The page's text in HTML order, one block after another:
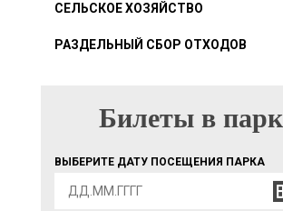
СЕЛЬСКОЕ ХОЗЯЙСТВО
РАЗДЕЛЬНЫЙ СБОР ОТХОДОВ
БИЛЕТЫ В ПАРК
Билеты в парк
ВЫБЕРИТЕ ДАТУ ПОСЕЩЕНИЯ ПАРКА